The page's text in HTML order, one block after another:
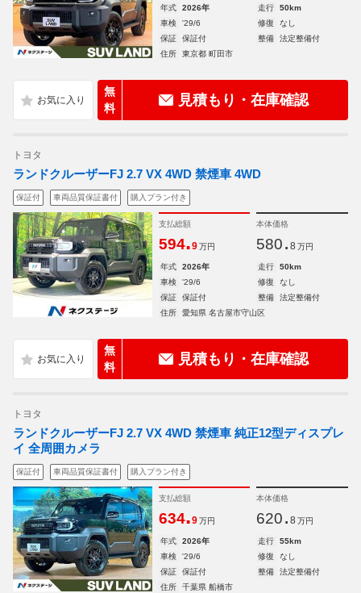
年式 2026年 走行
50km
車検
'29/6 修復
なし
保証
保証付 整備
法定整備付
住所
東京都 町田市
無
料
見積もり・在庫確認
トヨタ
ランドクルーザーFJ 2.7 VX 4WD 禁煙車 4WD
保証付 車両品質保証書付 購入プラン付き
支払総額
594.9 万円
本体価格
580. 8 万円
年式 2026年 走行
50km
車検
'29/6 修復
なし
保証
保証付 整備
法定整備付
住所
愛知県 名古屋市守山区
無
料
見積もり・在庫確認
トヨタ
ランドクルーザーFJ 2.7 VX 4WD 禁煙車 純正12型ディスプレ
イ 全周囲カメラ
保証付 車両品質保証書付 購入プラン付き
支払総額
634.9 万円
本体価格
620. 8 万円
年式 2026年 走行
55km
車検
'29/6 修復
なし
保証
保証付 整備
法定整備付
住所
千葉県 船橋市